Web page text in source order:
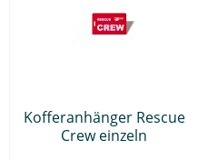
Kofferanhänger Rescue
Crew einzeln